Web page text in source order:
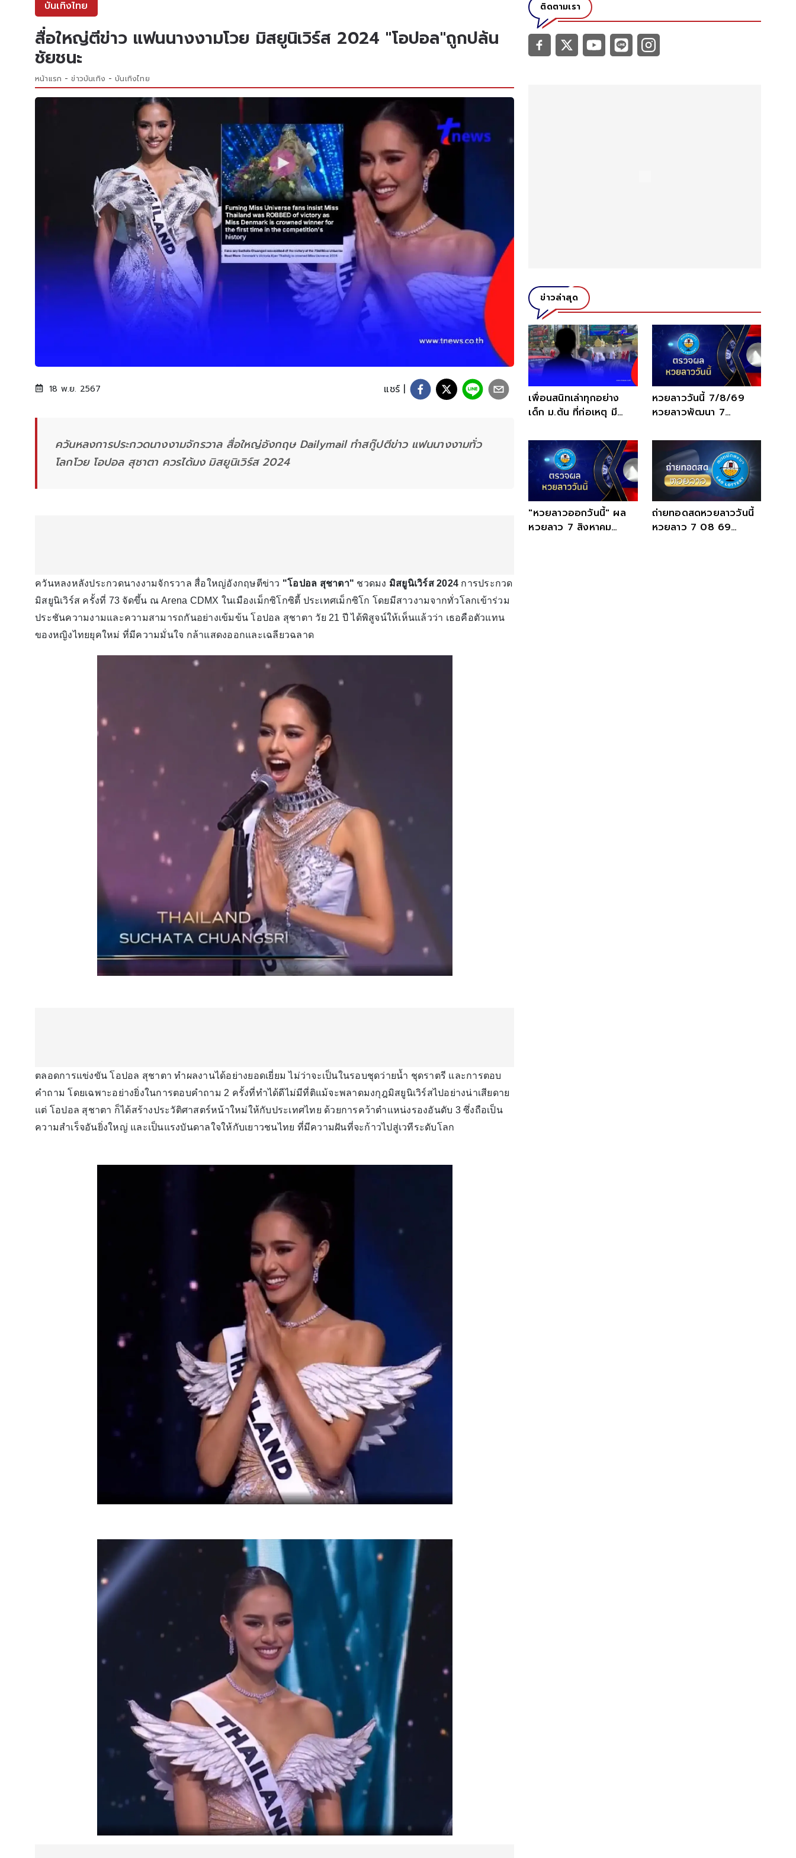
บันเทิงไทย
สื่อใหญ่ตีข่าว แฟนนางงามโวย มิสยูนิเวิร์ส 2024 "โอปอล"ถูกปล้น
ชัยชนะ
หน้าแรก ข่าวบันเทิง บันเทิงไทย
18 พ.ย. 2567 แชร์ |
ควันหลงการประกวดนางงามจักรวาล สื่อใหญ่อังกฤษ Dailymail ทำสกู๊ปตีข่าว แฟนนางงามทั่ว
โลกโวย โอปอล สุชาตา ควรได้มง มิสยูนิเวิร์ส 2024
ควันหลงหลังประกวดนางงามจักรวาล สื่อใหญ่อังกฤษตีข่าว "โอปอล สุชาตา" ชวดมง มิสยูนิเวิร์ส 2024 การประกวด
มิสยูนิเวิร์ส ครั้งที่ 73 จัดขึ้น ณ Arena CDMX ในเมืองเม็กซิโกซิตี้ ประเทศเม็กซิโก โดยมีสาวงามจากทั่วโลกเข้าร่วม
ประชันความงามและความสามารถกันอย่างเข้มข้น โอปอล สุชาตา วัย 21 ปี ได้พิสูจน์ให้เห็นแล้วว่า เธอคือตัวแทน
ของหญิงไทยยุคใหม่ ที่มีความมั่นใจ กล้าแสดงออกและเฉลียวฉลาด
ตลอดการแข่งขัน โอปอล สุชาตา ทำผลงานได้อย่างยอดเยี่ยม ไม่ว่าจะเป็นในรอบชุดว่ายน้ำ ชุดราตรี และการตอบ
คำถาม โดยเฉพาะอย่างยิ่งในการตอบคำถาม 2 ครั้งที่ทำได้ดีไม่มีที่ติแม้จะพลาดมงกุฎมิสยูนิเวิร์สไปอย่างน่าเสียดาย
แต่ โอปอล สุชาตา ก็ได้สร้างประวัติศาสตร์หน้าใหม่ให้กับประเทศไทย ด้วยการคว้าตำแหน่งรองอันดับ 3 ซึ่งถือเป็น
ความสำเร็จอันยิ่งใหญ่ และเป็นแรงบันดาลใจให้กับเยาวชนไทย ที่มีความฝันที่จะก้าวไปสู่เวทีระดับโลก
ติดตามเรา
ข่าวล่าสุด
เพื่อนสนิทเล่าทุกอย่าง
เด็ก ม.ต้น ที่ก่อเหตุ มี
หวยลาววันนี้ 7/8/69
หวยลาวพัฒนา 7
ออกวันนี้้ สด
"หวยลาวออกวันนี้" ผล
หวยลาว 7 สิงหาคม
ถ่ายทอดสดหวยลาววันนี้
หวยลาว 7 08 69